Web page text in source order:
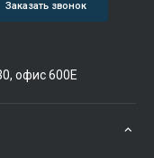
Заказать звонок
офис 600Е